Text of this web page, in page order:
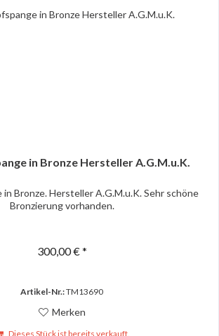
in Bronze Hersteller A.G.M.u.K.
in Bronze. Hersteller A.G.M.u.K. Sehr schöne
Bronzierung vorhanden.
300,00 € *
Artikel-Nr.:TM13690
Merken
Dieses Stück ist bereits verkauft.